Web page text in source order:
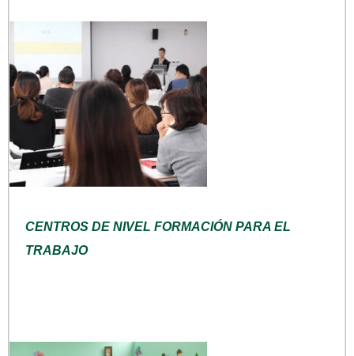
CENTROS DE NIVEL FORMACIÓN PARA EL
TRABAJO